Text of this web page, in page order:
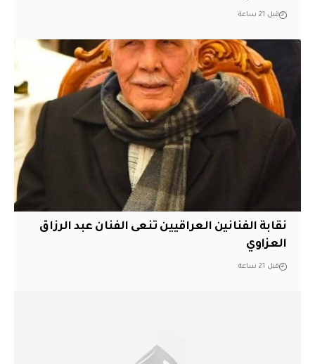
قبل 21 ساعة
نقابة الفنانين العراقيين تنعى الفنان عبد الرزاق
العزاوي
قبل 21 ساعة